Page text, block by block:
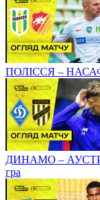
ПОЛІССЯ – НАСАФ.
ДИНАМО –
гра